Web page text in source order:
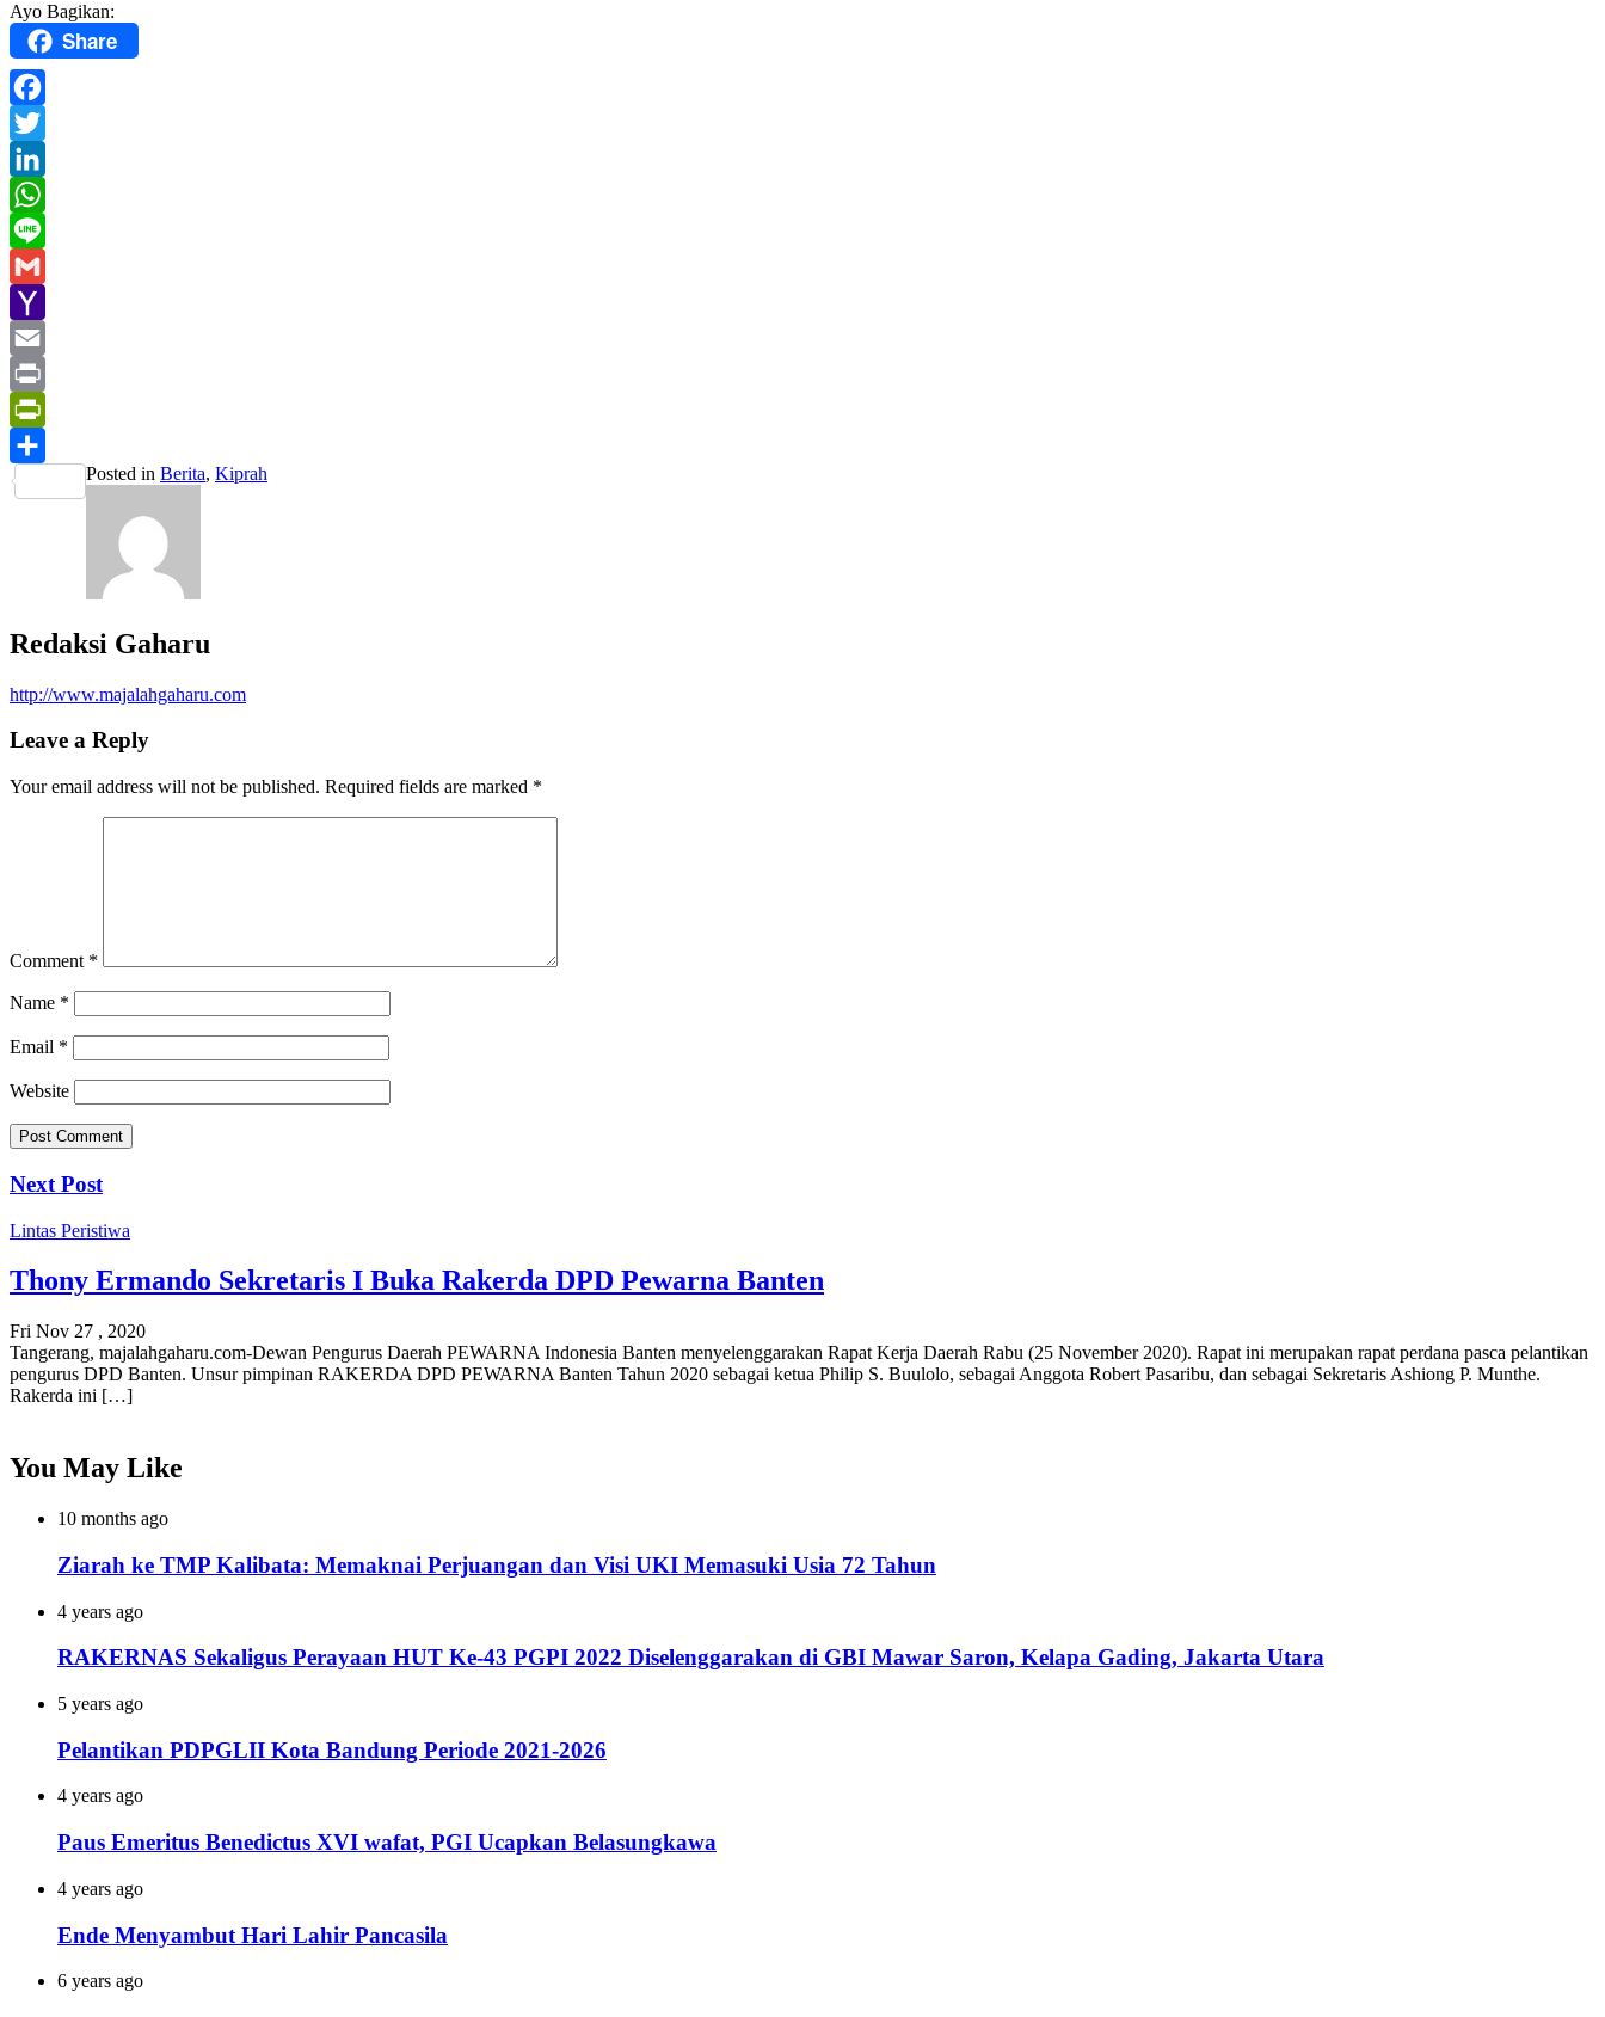
Ayo Bagikan:
Share
Facebook
Twitter
LinkedIn
WhatsApp
Line
Gmail
Yahoo
Mail
Email
Print
PrintFriendly
Share
Posted in Berita, Kiprah
Redaksi Gaharu
http://www.majalahgaharu.com
Leave a Reply
Your email address will not be published. Required fields are marked *
Comment *
Name *
Email *
Website
Next Post
Lintas Peristiwa
Thony Ermando Sekretaris I Buka Rakerda DPD Pewarna Banten
Fri Nov 27 , 2020
Tangerang, majalahgaharu.com-Dewan Pengurus Daerah PEWARNA Indonesia Banten menyelenggarakan Rapat Kerja Daerah Rabu (25 November 2020). Rapat ini merupakan rapat perdana pasca pelantikan
pengurus DPD Banten. Unsur pimpinan RAKERDA DPD PEWARNA Banten Tahun 2020 sebagai ketua Philip S. Buulolo, sebagai Anggota Robert Pasaribu, dan sebagai Sekretaris Ashiong P. Munthe.
Rakerda ini […]
You May Like
10 months ago
Ziarah ke TMP Kalibata: Memaknai Perjuangan dan Visi UKI Memasuki Usia 72 Tahun
4 years ago
RAKERNAS Sekaligus Perayaan HUT Ke-43 PGPI 2022 Diselenggarakan di GBI Mawar Saron, Kelapa Gading, Jakarta Utara
5 years ago
Pelantikan PDPGLII Kota Bandung Periode 2021-2026
4 years ago
Paus Emeritus Benedictus XVI wafat, PGI Ucapkan Belasungkawa
4 years ago
Ende Menyambut Hari Lahir Pancasila
6 years ago